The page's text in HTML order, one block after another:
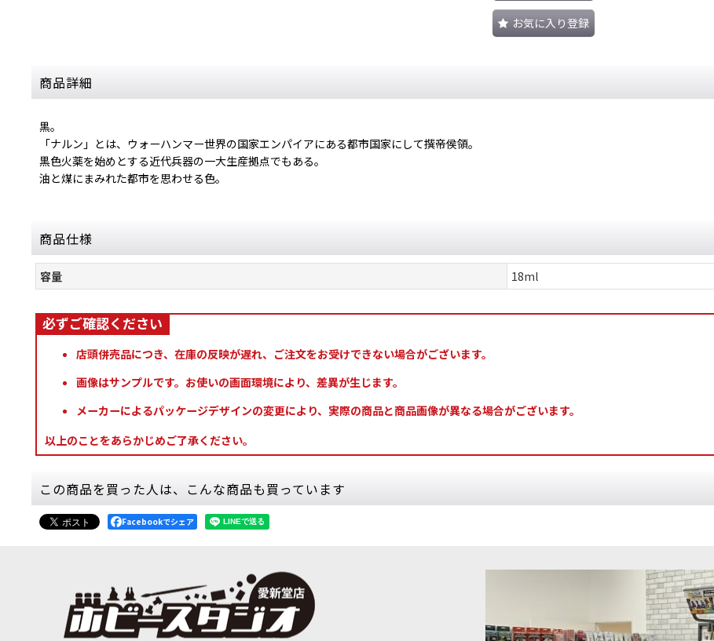
お気に入り登録
商品詳細
黒。
「ナルン」とは、ウォーハンマー世界の国家エンパイアにある都市国家にして撰帝侯領。
黒色火薬を始めとする近代兵器の一大生産拠点でもある。
油と煤にまみれた都市を思わせる色。
商品仕様
容量 18ml
店頭併売品につき、在庫の反映が遅れ、ご注文をお受けできない場合がございます。
画像はサンプルです。お使いの画面環境により、差異が生じます。
メーカーによるパッケージデザインの変更により、実際の商品と商品画像が異なる場合がございます。
以上のことをあらかじめご了承ください。
この商品を買った人は、こんな商品も買っています
Facebookでシェア